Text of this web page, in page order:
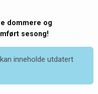
dommere og
sesong!
inneholde utdatert